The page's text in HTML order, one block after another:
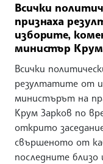
Всички
признаха
изборите,
министър Крум
Всички
резултатите от
министърът на
Крум Зарков по
открито
свършеното от
последните близо